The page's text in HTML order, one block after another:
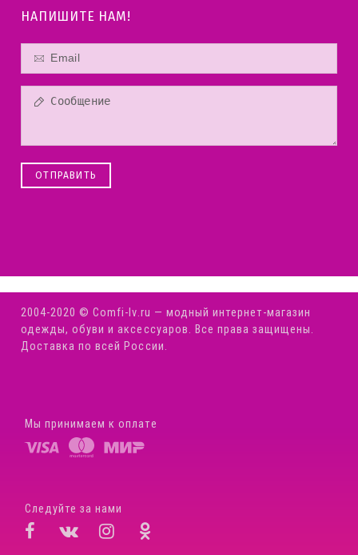
НАПИШИТЕ НАМ!
ОТПРАВИТЬ
2004-2020 © Comfi-Iv.ru — модный интернет-магазин
одежды, обуви и аксессуаров. Все права защищены.
Доставка по всей России.
Мы принимаем к оплате
Следуйте за нами